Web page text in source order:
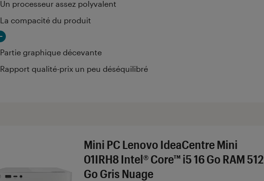
Un processeur assez polyvalent
La compacité du produit
Partie graphique décevante
Rapport qualité-prix un peu déséquilibré
Mini PC Lenovo IdeaCentre Mini
01IRH8 Intel® Core™ i5 16 Go RAM 512
Go Gris Nuage